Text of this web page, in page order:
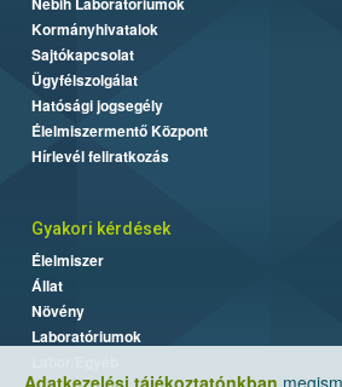
Adatkezelési tájékoztatónkban
Kormányhivatalok
Sajtókapcsolat
Ügyfélszolgálat
Hatósági jogsegély
Élelmiszermentő Központ
Hírlevél feliratkozás
Gyakori kérdések
Élelmiszer
Állat
Növény
Laboratóriumok